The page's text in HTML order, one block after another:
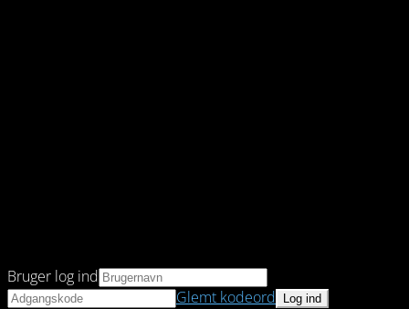
Bruger log ind
Glemt kodeord